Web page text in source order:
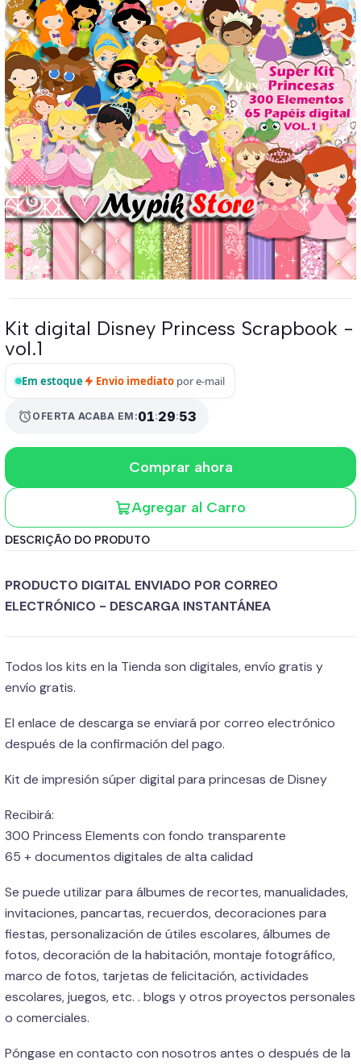
Kit digital Disney Princess Scrapbook -
vol.1
Em estoque Envio imediato por e-mail
alarmOFERTA ACABA EM:01:29:52
Agregar al Carro
Comprar ahora
DESCRIÇÃO DO PRODUTO
PRODUCTO DIGITAL ENVIADO POR CORREO
ELECTRÓNICO - DESCARGA INSTANTÁNEA
Todos los kits en la Tienda son digitales, envío gratis y
envío gratis.
El enlace de descarga se enviará por correo electrónico
después de la confirmación del pago.
Kit de impresión súper digital para princesas de Disney
Recibirá:
300 Princess Elements con fondo transparente
65 + documentos digitales de alta calidad
Se puede utilizar para álbumes de recortes, manualidades,
invitaciones, pancartas, recuerdos, decoraciones para
fiestas, personalización de útiles escolares, álbumes de
fotos, decoración de la habitación, montaje fotográfico,
marco de fotos, tarjetas de felicitación, actividades
escolares, juegos, etc. . blogs y otros proyectos personales
o comerciales.
Póngase en contacto con nosotros antes o después de la